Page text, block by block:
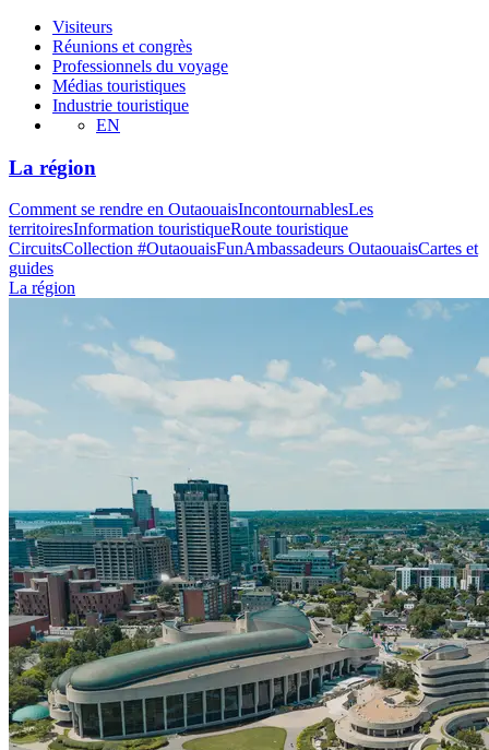
Visiteurs
Réunions et congrès
Professionnels du voyage
Médias touristiques
Industrie touristique
EN
La région
Comment se rendre en OutaouaisIncontournablesLes
territoiresInformation touristiqueRoute touristique
CircuitsCollection #OutaouaisFunAmbassadeurs OutaouaisCartes et
guides
La région